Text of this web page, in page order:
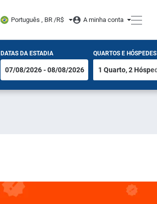
Português , BR /R$ A minha conta
DATAS DA ESTADIA QUARTOS E HÓSPEDES